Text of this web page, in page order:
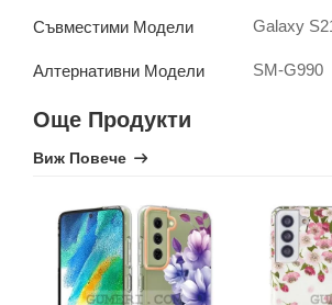
Съвместими Модели Galaxy
Алтернативни Модели SM-G990
Още Продукти
Виж Повече